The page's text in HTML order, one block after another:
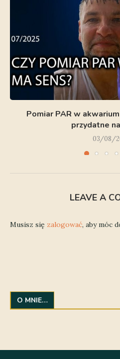
Pomiar PAR w
przydatne
03/08/
LEAVE A
Musisz się zalogować, aby móc
O MNIE…